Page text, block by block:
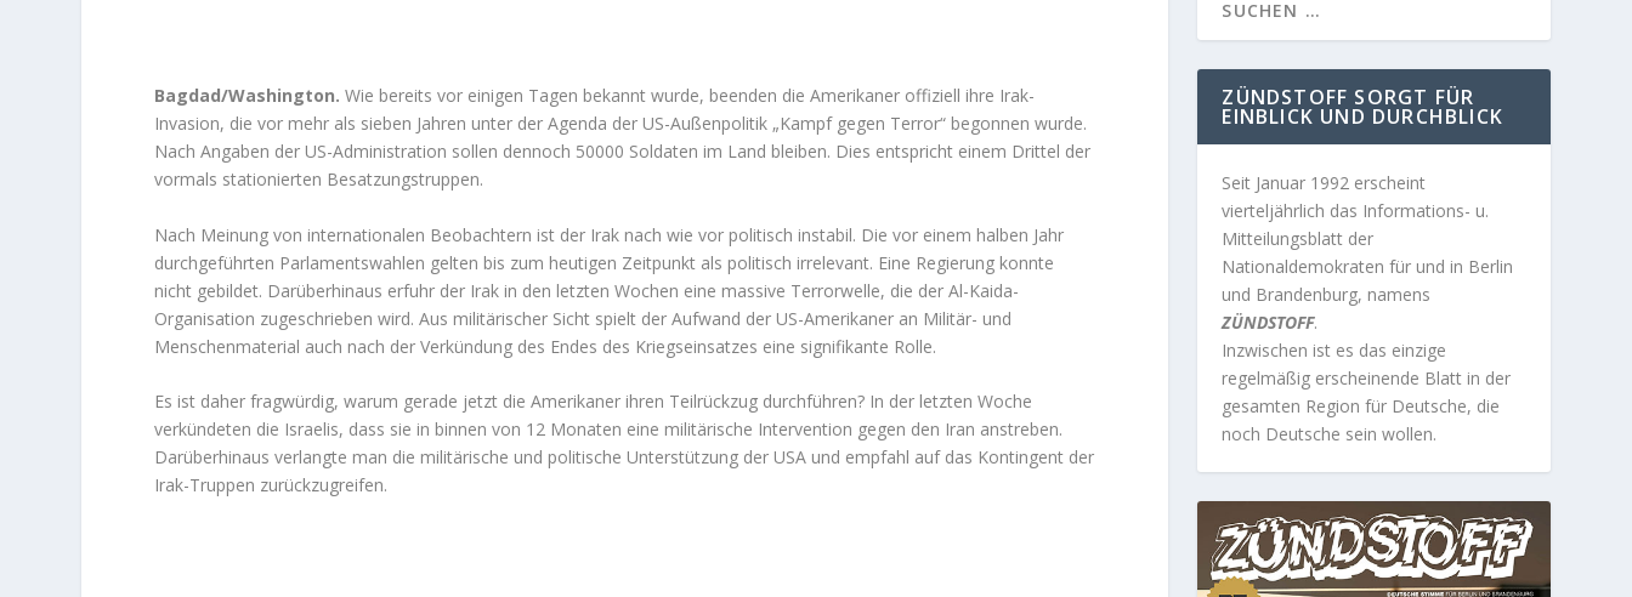
Bagdad/Washington. Wie bereits vor einigen Tagen bekannt wurde, beenden die Amerikaner offiziell ihre Irak-
Invasion, die vor mehr als sieben Jahren unter der Agenda der US-Außenpolitik „Kampf gegen Terror“ begonnen wurde.
Nach Angaben der US-Administration sollen dennoch 50000 Soldaten im Land bleiben. Dies entspricht einem Drittel der
vormals stationierten Besatzungstruppen.
Nach Meinung von internationalen Beobachtern ist der Irak nach wie vor politisch instabil. Die vor einem halben Jahr
durchgeführten Parlamentswahlen gelten bis zum heutigen Zeitpunkt als politisch irrelevant. Eine Regierung konnte
nicht gebildet. Darüberhinaus erfuhr der Irak in den letzten Wochen eine massive Terrorwelle, die der Al-Kaida-
Organisation zugeschrieben wird. Aus militärischer Sicht spielt der Aufwand der US-Amerikaner an Militär- und
Menschenmaterial auch nach der Verkündung des Endes des Kriegseinsatzes eine signifikante Rolle.
Es ist daher fragwürdig, warum gerade jetzt die Amerikaner ihren Teilrückzug durchführen? In der letzten Woche
verkündeten die Israelis, dass sie in binnen von 12 Monaten eine militärische Intervention gegen den Iran anstreben.
Darüberhinaus verlangte man die militärische und politische Unterstützung der USA und empfahl auf das Kontingent der
Irak-Truppen zurückzugreifen.
ZÜNDSTOFF SORGT FÜR
EINBLICK UND DURCHBLICK
Seit Januar 1992 erscheint
vierteljährlich das Informations- u.
Mitteilungsblatt der
Nationaldemokraten für und in Berlin
und Brandenburg, namens
ZÜNDSTOFF.
Inzwischen ist es das einzige
regelmäßig erscheinende Blatt in der
gesamten Region für Deutsche, die
noch Deutsche sein wollen.